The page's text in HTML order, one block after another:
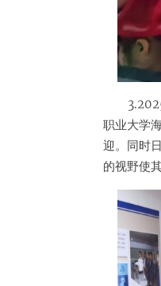
职业大学
迎。同时
的视野使